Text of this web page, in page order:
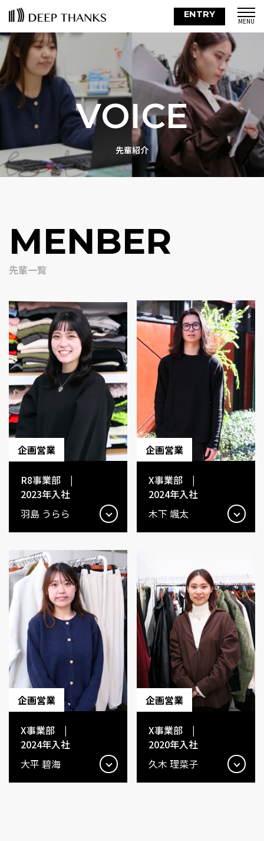
ENTRY
VOICE
先輩紹介
MENBER
先輩一覧
企画営業
R8事業部 |
2023年入社
羽島 うらら
企画営業
X事業部 |
2024年入社
木下 颯太​
企画営業
X事業部 |
2024年入社
大平 碧海​​
企画営業
X事業部 |
2020年入社
久木 理菜子​​​